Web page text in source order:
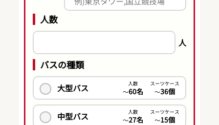
人数
人
バスの種類
大型バス 人数
〜60名
スーツケース
〜36個
中型バス 人数
〜27名
スーツケース
〜15個